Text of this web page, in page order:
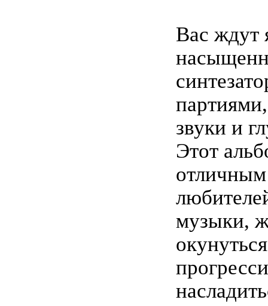
Вас ждут
звуки и
Этот
музыки,